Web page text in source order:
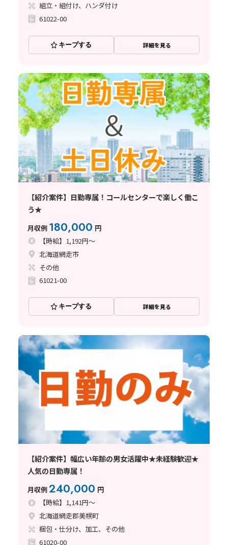
組立・組付け、ハンダ付け
61022-00
キープする 詳細を見る
【紹介案件】日勤専属！コールセンターで楽しく働こ
う★
月収例 180,000 円
【時給】1,192円～
北海道網走市
その他
61021-00
キープする 詳細を見る
【紹介案件】幅広い年齢の男女活躍中★未経験歓迎★
人気の日勤専属！
月収例240,000 円
【時給】1,141円～
北海道網走郡美幌町
梱包・仕分け、加工、その他
61020-00